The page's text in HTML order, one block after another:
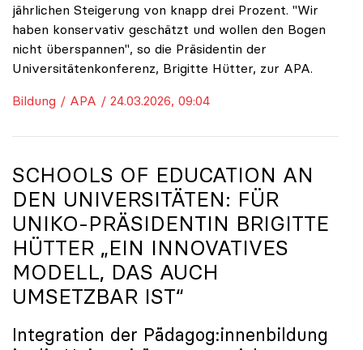
jährlichen Steigerung von knapp drei Prozent. "Wir
haben konservativ geschätzt und wollen den Bogen
nicht überspannen", so die Präsidentin der
Universitätenkonferenz, Brigitte Hütter, zur APA.
Bildung / APA / 24.03.2026, 09:04
SCHOOLS OF EDUCATION AN
DEN UNIVERSITÄTEN: FÜR
UNIKO-PRÄSIDENTIN BRIGITTE
HÜTTER „EIN INNOVATIVES
MODELL, DAS AUCH
UMSETZBAR IST“
Integration der Pädagog:innenbildung